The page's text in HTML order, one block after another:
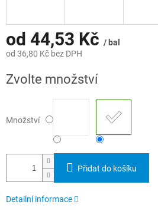
od 44,53 Kč / bal
od 36,80 Kč bez DPH
cena:
Zvolte množství
Množství
Přidat do košíku
Detailní informace